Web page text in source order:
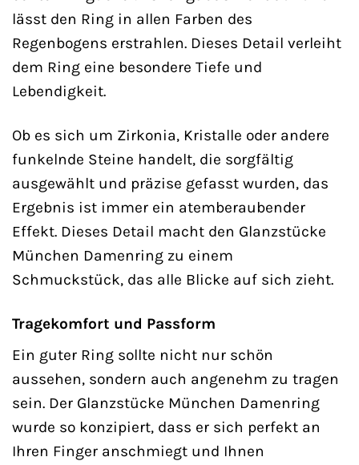
lässt den Ring in allen Farben des
Regenbogens erstrahlen. Dieses Detail verleiht
dem Ring eine besondere Tiefe und
Lebendigkeit.
Ob es sich um Zirkonia, Kristalle oder andere
funkelnde Steine handelt, die sorgfältig
ausgewählt und präzise gefasst wurden, das
Ergebnis ist immer ein atemberaubender
Effekt. Dieses Detail macht den Glanzstücke
München Damenring zu einem
Schmuckstück, das alle Blicke auf sich zieht.
Tragekomfort und Passform
Ein guter Ring sollte nicht nur schön
aussehen, sondern auch angenehm zu tragen
sein. Der Glanzstücke München Damenring
wurde so konzipiert, dass er sich perfekt an
Ihren Finger anschmiegt und Ihnen